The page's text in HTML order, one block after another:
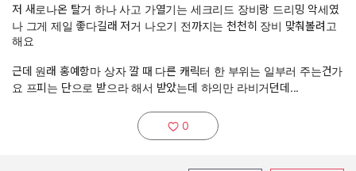
저 새로나온 탈거 하나 사고 가열기는 세크리드 장비랑 드리밍 악세였
나 그게 제일 좋다길래 저거 나오기 전까지는 천천히 장비 맞춰볼려고
해요
근데 원래 홍예항마 상자 깔 때 다른 캐릭터 한 부위는 일부러 주는건가
요 프피는 단으로 받으라 해서 받았는데 하의만 라비거던데...
추천하기:
0